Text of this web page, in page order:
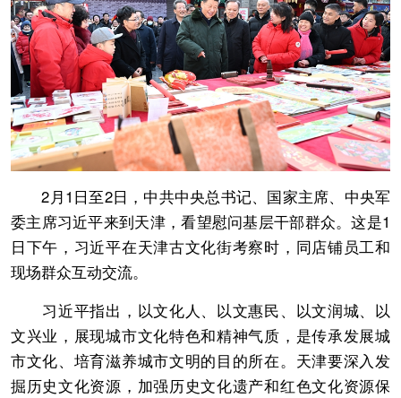
2月1日至2日，中共中央总书记、国家主席、中央军
委主席习近平来到天津，看望慰问基层干部群众。这是1
日下午，习近平在天津古文化街考察时，同店铺员工和
现场群众互动交流。
习近平指出，以文化人、以文惠民、以文润城、以
文兴业，展现城市文化特色和精神气质，是传承发展城
市文化、培育滋养城市文明的目的所在。天津要深入发
掘历史文化资源，加强历史文化遗产和红色文化资源保